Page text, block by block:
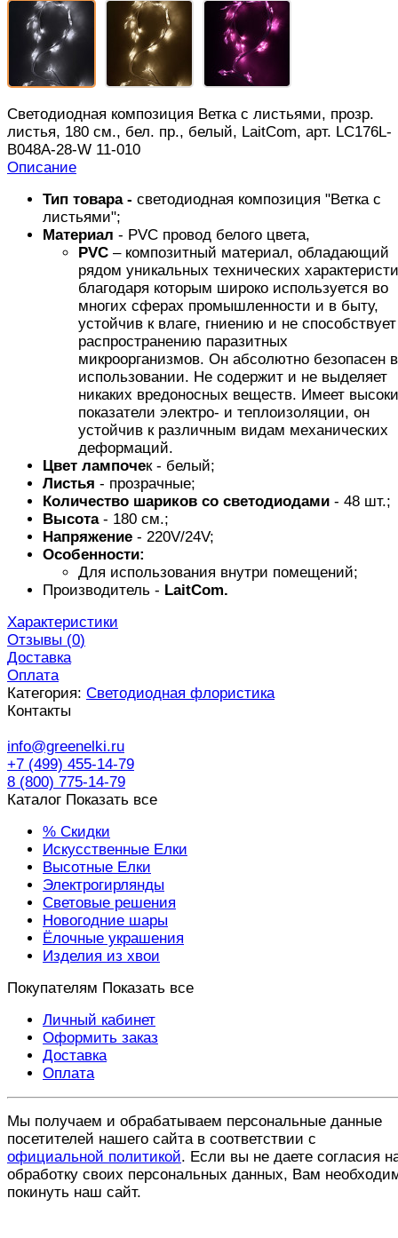
Светодиодная композиция Ветка с листьями, прозр.
листья, 180 см., бел. пр., белый, LaitCom, арт. LC176L-
B048A-28-W 11-010
Описание
Тип товара - светодиодная композиция "Ветка с
листьями";
Материал - PVC провод белого цвета,
PVC – композитный материал, обладающий
рядом уникальных технических
благодаря которым широко используется во
многих сферах промышленности и в быту,
устойчив к влаге, гниению и не способствует
распространению паразитных
микроорганизмов. Он абсолютно безопасен в
использовании. Не содержит и не выделяет
никаких вредоносных веществ. Имеет
показатели электро- и теплоизоляции, он
устойчив к различным видам механических
деформаций.
Цвет лампочек - белый;
Листья - прозрачные;
Количество шариков со светодиодами - 48 шт.;
Высота- 180 см.;
Напряжение - 220V/24V;
Особенности:
Для использования внутри помещений;
Производитель - LaitCom.
Характеристики
Отзывы (0)
Доставка
Оплата
Категория: Светодиодная флористика
Контакты
info@greenelki.ru
+7 (499) 455-14-79
8 (800) 775-14-79
Каталог Показать все
% Скидки
Искусственные Елки
Высотные Елки
Электрогирлянды
Световые решения
Новогодние шары
Ёлочные украшения
Изделия из хвои
Покупателям Показать все
Личный кабинет
Оформить заказ
Доставка
Оплата
Мы получаем и обрабатываем персональные данные
посетителей нашего сайта в соответствии с
официальной политикой. Если вы не даете согласия
обработку своих персональных данных, Вам
покинуть наш сайт.